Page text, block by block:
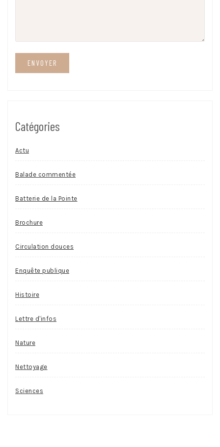
Catégories
Actu
Balade commentée
Batterie de la Pointe
Brochure
Circulation douces
Enquête publique
Histoire
Lettre d'infos
Nature
Nettoyage
Sciences